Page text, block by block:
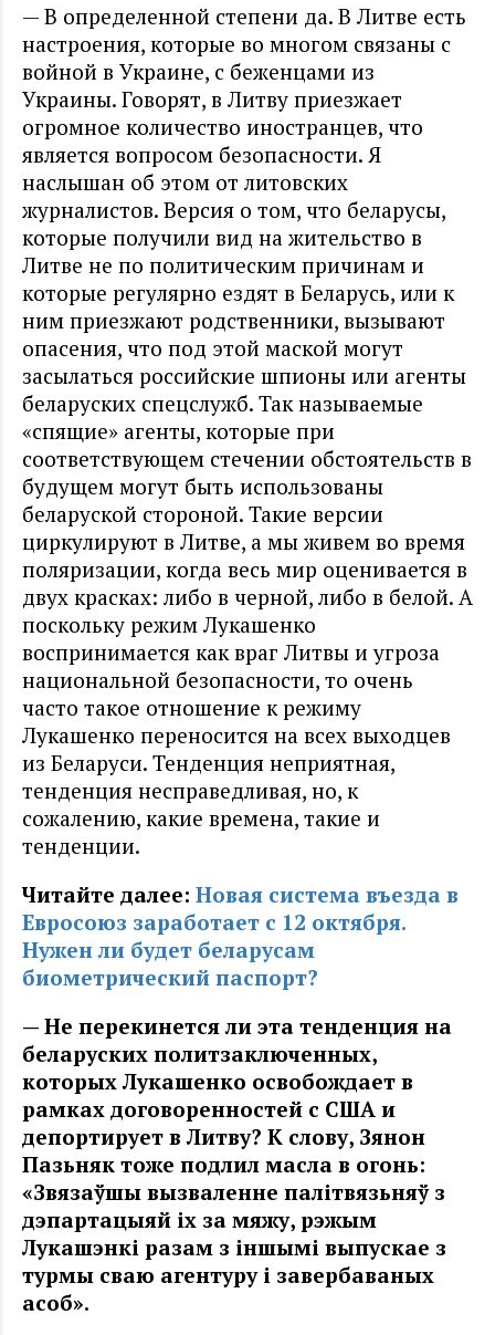
— В определенной степени да. В Литве есть
настроения, которые во многом связаны с
войной в Украине, с беженцами из
Украины. Говорят, в Литву приезжает
огромное количество иностранцев, что
является вопросом безопасности. Я
наслышан об этом от литовских
журналистов. Версия о том, что беларусы,
которые получили вид на жительство в
Литве не по политическим причинам и
которые регулярно ездят в Беларусь, или к
ним приезжают родственники, вызывают
опасения, что под этой маской могут
засылаться российские шпионы или агенты
беларуских спецслужб. Так называемые
«спящие» агенты, которые при
соответствующем стечении обстоятельств в
будущем могут быть использованы
беларуской стороной. Такие версии
циркулируют в Литве, а мы живем во время
поляризации, когда весь мир оценивается в
двух красках: либо в черной, либо в белой. А
поскольку режим Лукашенко
воспринимается как враг Литвы и угроза
национальной безопасности, то очень
часто такое отношение к режиму
Лукашенко переносится на всех выходцев
из Беларуси. Тенденция неприятная,
тенденция несправедливая, но, к
сожалению, какие времена, такие и
тенденции.
Читайте далее: Новая система въезда в
Евросоюз заработает с 12 октября.
Нужен ли будет беларусам
биометрический паспорт?
— Не перекинется ли эта тенденция на
беларуских политзаключенных,
которых Лукашенко освобождает в
рамках договоренностей с США и
депортирует в Литву? К слову, Зянон
Пазьняк тоже подлил масла в огонь:
«Звязаўшы вызваленне палітвязьняў з
дэпартацыяй іх за мяжу, рэжым
Лукашэнкі разам з іншымі выпускае з
турмы сваю агентуру і завербаваных
асоб».